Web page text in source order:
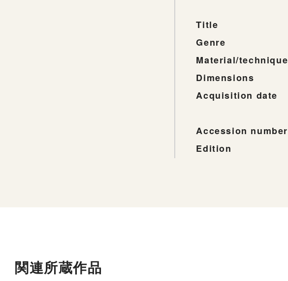
Title
Genre
Material/technique
Dimensions
Acquisition date
Accession number
Edition
関連所蔵作品